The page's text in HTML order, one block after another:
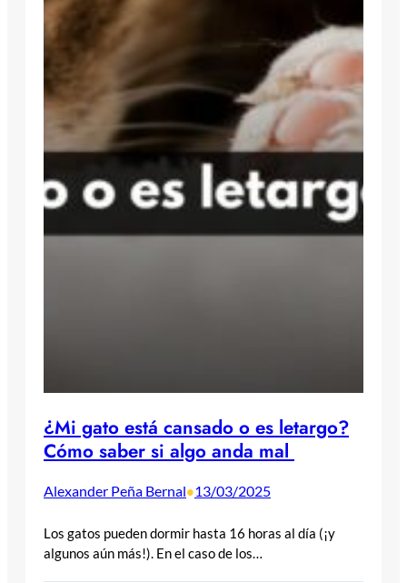
¿Mi gato está cansado o es letargo?
Cómo saber si algo anda mal
Alexander Peña Bernal•13/03/2025
Los gatos pueden dormir hasta 16 horas al día (¡y
algunos aún más!). En el caso de los…